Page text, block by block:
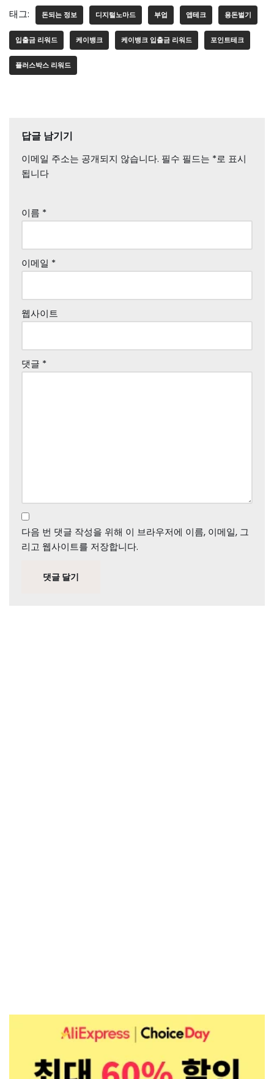
태그: 돈되는 정보 디지털노마드 부업 앱테크 용돈벌기
입출금 리워드 케이뱅크 케이뱅크 입출금 리워드 포인트테크
플러스박스 리워드
답글 남기기
이메일 주소는 공개되지 않습니다. 필수 필드는 *로 표시
됩니다
이름 *
이메일 *
웹사이트
댓글 *
다음 번 댓글 작성을 위해 이 브라우저에 이름, 이메일, 그
리고 웹사이트를 저장합니다.